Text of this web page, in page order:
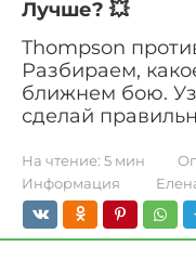
Лучше? 💥
Thompson
Разбираем,
ближнем бою.
сделай
На чтение: 5 мин
Информация